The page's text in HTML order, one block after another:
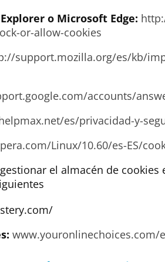
o Microsoft Edge:
or-allow-cookies
support.mozilla.org/es/kb/
accounts/
es/privacidad-y-
Linux/10.60/es-ES/
el almacén de cookies
www.youronlinechoices.com/